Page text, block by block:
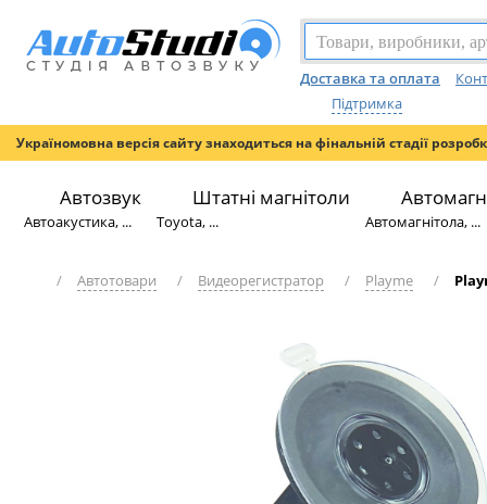
Доставка та оплата
Підтримка
Україномовна версія сайту знаходиться на фінальній стадії
Автозвук
Автоакустика, ...
Штатні магнітоли
Toyota, ... Автомагнітола, ...
/ Автотовари / Видеорегистратор / Playme /